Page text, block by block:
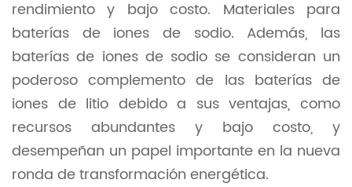
rendimiento y bajo costo. Materiales para
baterías de iones de sodio. Además, las
baterías de iones de sodio se consideran un
poderoso complemento de las baterías de
iones de litio debido a sus ventajas, como
recursos abundantes y bajo costo, y
desempeñan un papel importante en la nueva
ronda de transformación energética.